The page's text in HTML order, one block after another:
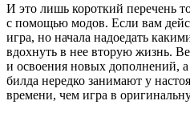
И это лишь короткий перечень
с помощью модов. Если вам
игра, но начала надоедать
вдохнуть в нее вторую жизнь.
и освоения новых дополнений, а
билда нередко занимают у
времени, чем игра в